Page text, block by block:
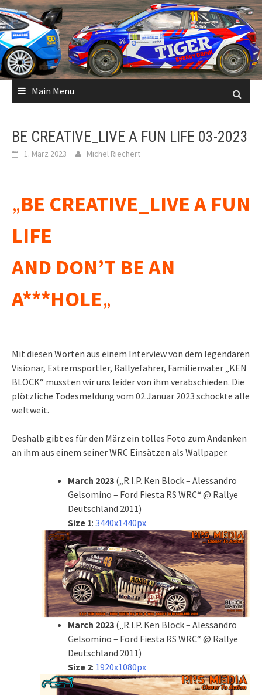
Skip
to
content
Main Menu
BE CREATIVE_LIVE A FUN LIFE 03-2023
1. März 2023 Michel Riechert
„BE CREATIVE_LIVE A FUN
LIFE
AND DON’T BE AN
A***HOLE„
Mit diesen Worten aus einem Interview von dem legendären
Visionär, Extremsportler, Rallyefahrer, Familienvater „KEN
BLOCK“ mussten wir uns leider von ihm verabschieden. Die
plötzliche Todesmeldung vom 02.Januar 2023 schockte alle
weltweit.
Deshalb gibt es für den März ein tolles Foto zum Andenken
an ihm aus einem seiner WRC Einsätzen als Wallpaper.
March 2023 („R.I.P. Ken Block – Alessandro
Gelsomino – Ford Fiesta RS WRC“ @ Rallye
Deutschland 2011)
Size 1: 3440x1440px
March 2023 („R.I.P. Ken Block – Alessandro
Gelsomino – Ford Fiesta RS WRC“ @ Rallye
Deutschland 2011)
Size 2: 1920x1080px